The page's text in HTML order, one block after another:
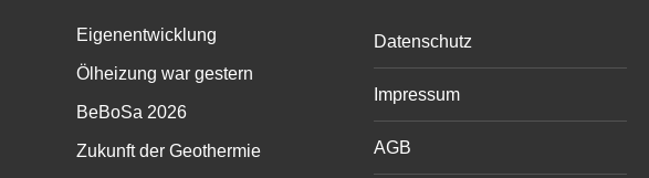
Eigenentwicklung
Ölheizung war gestern
BeBoSa 2026
Zukunft der Geothermie
Datenschutz
Impressum
AGB